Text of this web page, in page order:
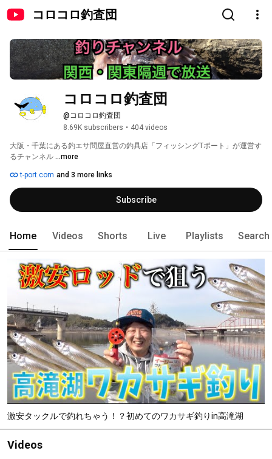
コロコロ釣査団
コロコロ釣査団
@コロコロ釣査団
8.69K subscribers • 404 videos
大阪・千葉にある釣エサ問屋直営の釣具店「フィッシングTポート」が運営す
るチャンネル ...more
t-port.com and 3 more links
Subscribe
Home Videos Shorts Live Playlists Search
激安タックルで釣れちゃう！？初めてのワカサギ釣りin高滝湖
Videos